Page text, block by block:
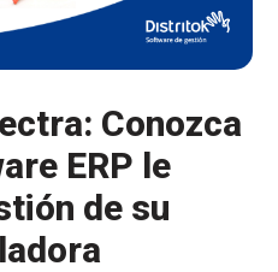
Conozca
ERP le
de su